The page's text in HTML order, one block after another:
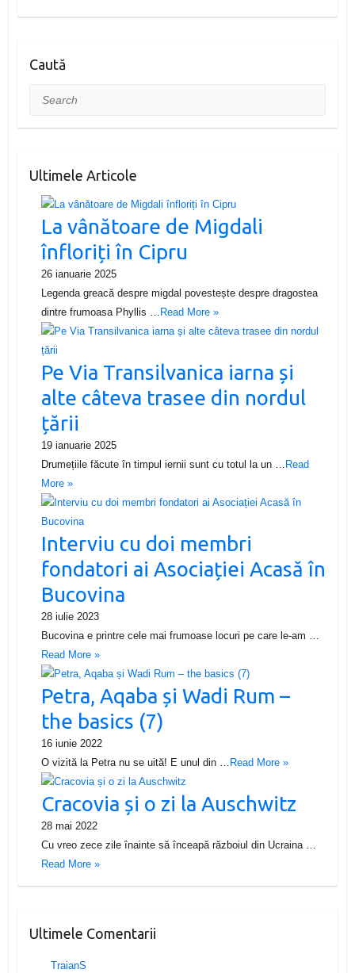
Caută
Search
Ultimele Articole
La vânătoare de Migdali
înfloriți în Cipru
26 ianuarie 2025
Legenda greacă despre migdal povestește despre dragostea
dintre frumoasa Phyllis … Read More »
Pe Via Transilvanica iarna și
alte câteva trasee din nordul
țării
19 ianuarie 2025
Drumețiile făcute în timpul iernii sunt cu totul la un … Read
More »
Interviu cu doi membri
fondatori ai Asociației Acasă în
Bucovina
28 iulie 2023
Bucovina e printre cele mai frumoase locuri pe care le-am …
Read More »
Petra, Aqaba și Wadi Rum –
the basics (7)
16 iunie 2022
O vizită la Petra nu se uită! E unul din … Read More »
Cracovia și o zi la Auschwitz
28 mai 2022
Cu vreo zece zile înainte să înceapă războiul din Ucraina …
Read More »
Ultimele Comentarii
TraianS